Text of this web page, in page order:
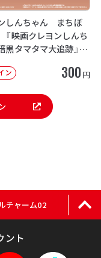
しんちゃん まちぼ
映画クレヨンしんち
タマタマ大追跡』【2
ン 300 円
チャーム02
ント